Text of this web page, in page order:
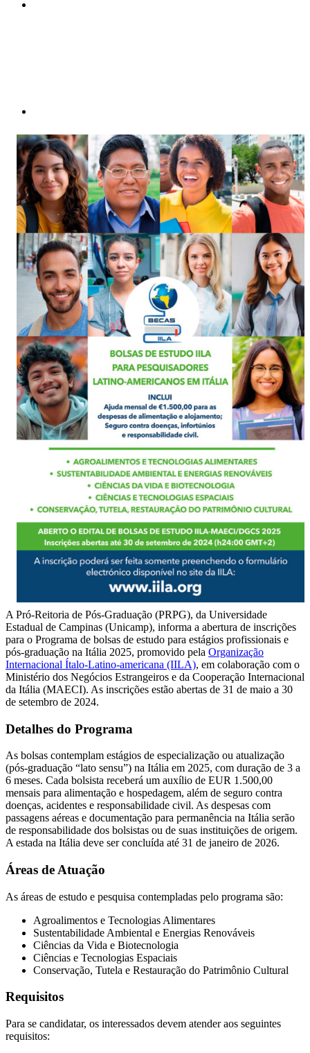
A Pró-Reitoria de Pós-Graduação (PRPG), da Universidade
Estadual de Campinas (Unicamp), informa a abertura de inscrições
para o Programa de bolsas de estudo para estágios profissionais e
pós-graduação na Itália 2025, promovido pela Organização
Internacional Ítalo-Latino-americana (IILA), em colaboração com o
Ministério dos Negócios Estrangeiros e da Cooperação Internacional
da Itália (MAECI). As inscrições estão abertas de 31 de maio a 30
de setembro de 2024.
Detalhes do Programa
As bolsas contemplam estágios de especialização ou atualização
(pós-graduação “lato sensu”) na Itália em 2025, com duração de 3 a
6 meses. Cada bolsista receberá um auxílio de EUR 1.500,00
mensais para alimentação e hospedagem, além de seguro contra
doenças, acidentes e responsabilidade civil. As despesas com
passagens aéreas e documentação para permanência na Itália serão
de responsabilidade dos bolsistas ou de suas instituições de origem.
A estada na Itália deve ser concluída até 31 de janeiro de 2026.
Áreas de Atuação
As áreas de estudo e pesquisa contempladas pelo programa são:
Agroalimentos e Tecnologias Alimentares
Sustentabilidade Ambiental e Energias Renováveis
Ciências da Vida e Biotecnologia
Ciências e Tecnologias Espaciais
Conservação, Tutela e Restauração do Patrimônio Cultural
Requisitos
Para se candidatar, os interessados devem atender aos seguintes
requisitos: